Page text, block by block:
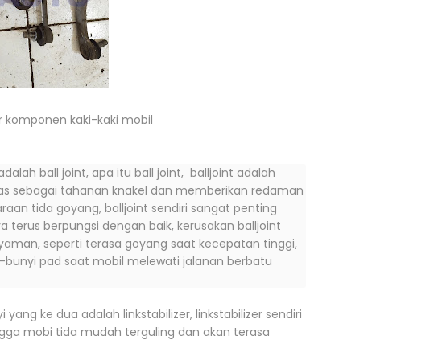
kaki-kaki mobil
ball joint, apa itu ball joint, balljoint adalah
sebagai tahanan knakel dan memberikan redaman
tida goyang, balljoint sendiri sangat penting
terus berpungsi dengan baik, kerusakan balljoint
seperti terasa goyang saat kecepatan tinggi,
pad saat mobil melewati jalanan berbatu
ke dua adalah linkstabilizer, linkstabilizer sendiri
mobi tida mudah terguling dan akan terasa